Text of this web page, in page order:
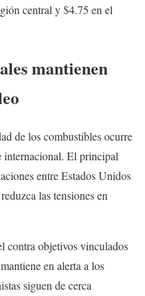
central y $4.75 en el
mantienen
de los combustibles ocurre
internacional. El principal
entre Estados Unidos
las tensiones en
contra objetivos vinculados
en alerta a los
siguen de cerca